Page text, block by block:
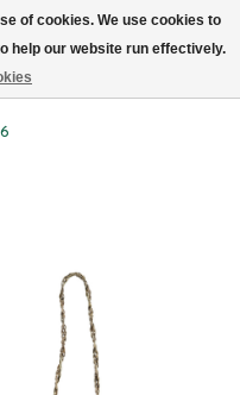
of cookies. We use cookies to
help our website run effectively.